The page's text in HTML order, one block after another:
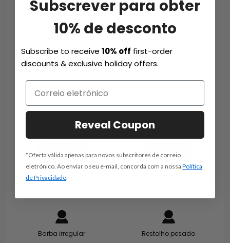
NOVO
P3 Pro
Máquina de barbear linear
Saiba mais >
Barba irregular
NOVO
T1 Pro
Restolho pesado
Subscrever para obter
10% de desconto
Subscribe to receive10% off first-order
discounts & exclusive holiday offers.
Reveal Coupon
*Oferta válida apenas para novos subscritores de correio
eletrónico. Ao enviar o seu e-mail, concorda com a nossaPolítica
de Privacidade.